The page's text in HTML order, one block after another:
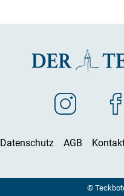
Datenschutz AGB
©